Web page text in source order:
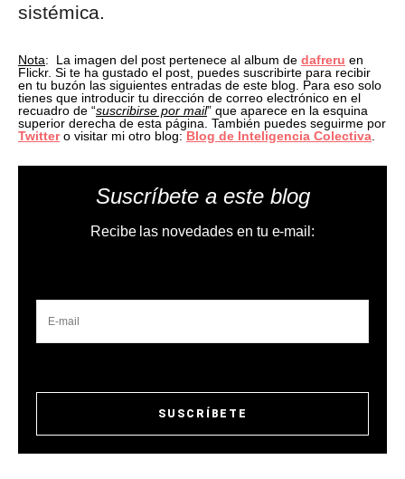
sistémica.
Nota: La imagen del post pertenece al album de dafreru en
Flickr. Si te ha gustado el post, puedes suscribirte para recibir
en tu buzón las siguientes entradas de este blog. Para eso solo
tienes que introducir tu dirección de correo electrónico en el
recuadro de “suscribirse por mail” que aparece en la esquina
superior derecha de esta página. También puedes seguirme por
Twittero visitar mi otro blog:Blog de Inteligencia Colectiva
Suscríbete a este blog
Recibe las novedades en tu e-mail: